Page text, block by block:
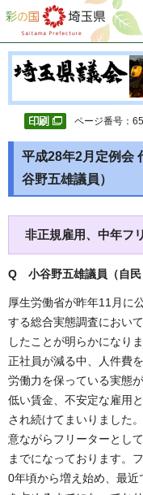
彩の国 埼玉県
ページ番号：
平成28年2月定例会
谷野五雄議員）
非正規雇用、中年フ
Q 小谷野五雄議員（自民
厚生労働省が昨年11月に
する総合実態調査におい
したことが明らかになり
正社員が減る中、人件費
労働力を保っている実態が
低い賃金、不安定な雇用
され続けてまいりました
意ながらフリーターとし
までになっております。
0年頃から増え始め、最